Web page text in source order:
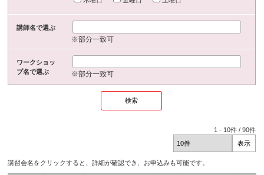
講師名で選ぶ
※部分一致可
ワークショッ
プ名で選ぶ
※部分一致可
1 - 10件 /90件
講習会名をクリックすると、詳細が確認でき、お申込みも可能です。